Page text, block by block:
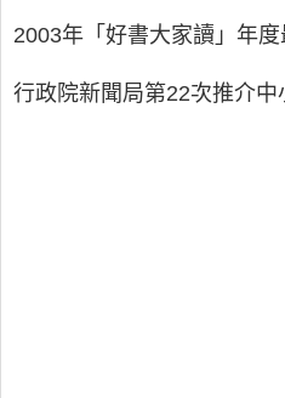
2003年「好書大家讀」年
行政院新聞局第22次推介